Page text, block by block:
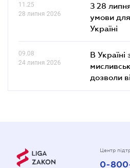
11.25
28 липня 2026
З 28
умови
Україні
09.08
24 липня 2026
В Україні
дозволи
Центр
0-